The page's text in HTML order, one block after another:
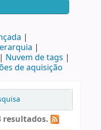
Nuvem de tags
de aquisição
resultados.